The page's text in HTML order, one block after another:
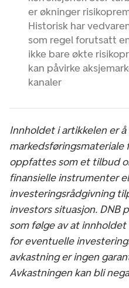
er økninger
Historisk har
som regel forutsatt
ikke bare økte
kan påvirke
kanaler
Innholdet i artikkelen er å
markedsføringsmateriale
oppfattes som et tilbud
finansielle instrumenter
investeringsrådgivning
investors situasjon. DNB
som følge av at
for eventuelle
avkastning er ingen
Avkastningen kan bli